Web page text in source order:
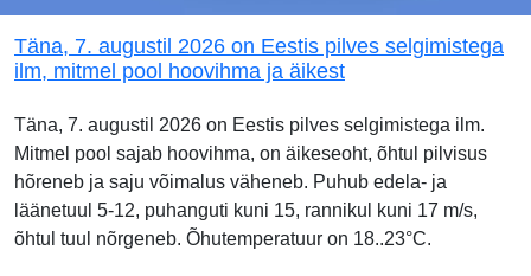
Täna, 7. augustil 2026 on Eestis pilves selgimistega
ilm, mitmel pool hoovihma ja äikest
Täna, 7. augustil 2026 on Eestis pilves selgimistega ilm.
Mitmel pool sajab hoovihma, on äikeseoht, õhtul pilvisus
hõreneb ja saju võimalus väheneb. Puhub edela- ja
läänetuul 5-12, puhanguti kuni 15, rannikul kuni 17 m/s,
õhtul tuul nõrgeneb. Õhutemperatuur on 18..23°C.